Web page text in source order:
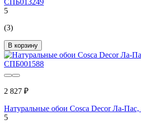
СПБ013249
5
(3)
В корзину
2 827 ₽
Натуральные обои Cosca Decor Ла-
5